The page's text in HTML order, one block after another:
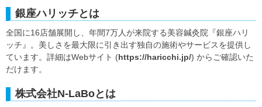
銀座ハリッチとは
全国に16店舗展開し、年間7万人が来院する美容鍼灸院『銀座ハリ
ッチ』。美しさを最大限に引き出す独自の施術やサービスを提供し
ています。詳細はWebサイト (https://haricchi.jp/) からご確認いた
だけます。
株式会社N-LaBoとは